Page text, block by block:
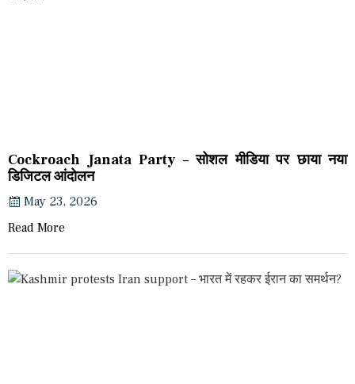
Cockroach Janata Party – सोशल मीडिया पर छाया नया
डिजिटल आंदोलन
May 23, 2026
Read More